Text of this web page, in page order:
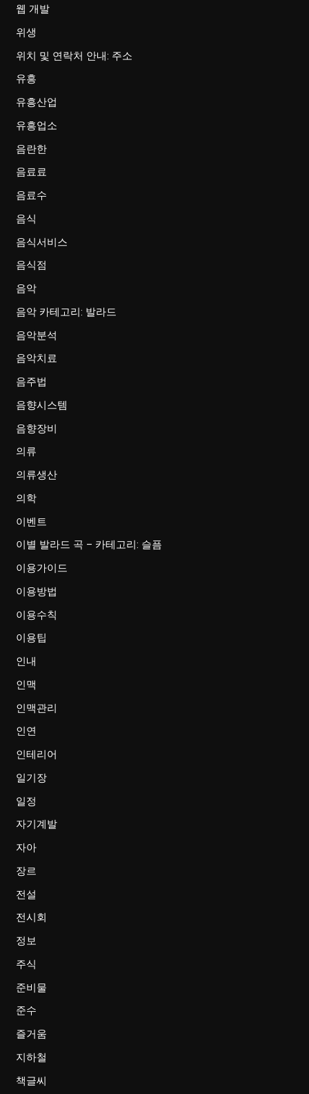
웹 개발
위생
위치 및 연락처 안내: 주소
유흥
유흥산업
유흥업소
음란한
음료료
음료수
음식
음식서비스
음식점
음악
음악 카테고리: 발라드
음악분석
음악치료
음주법
음향시스템
음향장비
의류
의류생산
의학
이벤트
이별 발라드 곡 – 카테고리: 슬픔
이용가이드
이용방법
이용수칙
이용팁
인내
인맥
인맥관리
인연
인테리어
일기장
일정
자기계발
자아
장르
전설
전시회
정보
주식
준비물
준수
즐거움
지하철
책글씨